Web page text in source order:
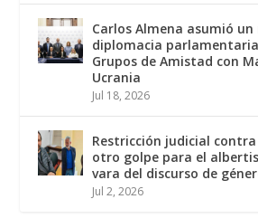
Carlos Almena asumió un
diplomacia
Grupos de Amistad con
Ucrania
Jul 18, 2026
Restricción judicial contra
otro golpe para el
vara del discurso de
Jul 2, 2026